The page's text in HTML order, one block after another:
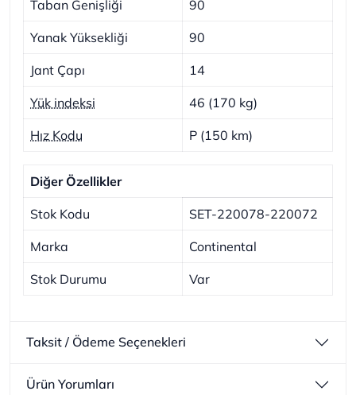
Taban Genişliği 90
Yanak Yüksekliği 90
Jant Çapı 14
Yük indeksi 46 (170 kg)
Hız Kodu P (150 km)
Diğer Özellikler
Stok Kodu SET-220078-220072
Marka Continental
Stok Durumu Var
Taksit / Ödeme Seçenekleri
Ürün Yorumları